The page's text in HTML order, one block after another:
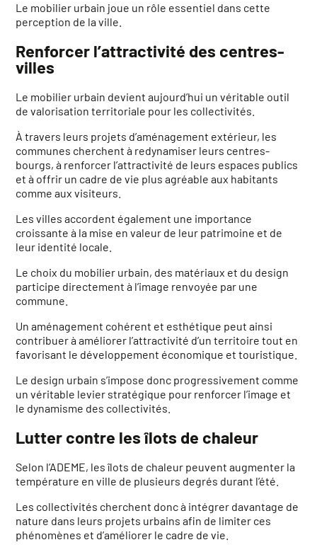
Le mobilier urbain joue un rôle essentiel dans cette
perception de la ville.
Renforcer l’attractivité des centres-
villes
Le mobilier urbain devient aujourd’hui un véritable outil
de valorisation territoriale pour les collectivités.
À travers leurs projets d’aménagement extérieur, les
communes cherchent à redynamiser leurs centres-
bourgs, à renforcer l’attractivité de leurs espaces publics
et à offrir un cadre de vie plus agréable aux habitants
comme aux visiteurs.
Les villes accordent également une importance
croissante à la mise en valeur de leur patrimoine et de
leur identité locale.
Le choix du mobilier urbain, des matériaux et du design
participe directement à l’image renvoyée par une
commune.
Un aménagement cohérent et esthétique peut ainsi
contribuer à améliorer l’attractivité d’un territoire tout en
favorisant le développement économique et touristique.
Le design urbain s’impose donc progressivement comme
un véritable levier stratégique pour renforcer l’image et
le dynamisme des collectivités.
Lutter contre les îlots de chaleur
Selon l’ADEME, les îlots de chaleur peuvent augmenter la
température en ville de plusieurs degrés durant l’été.
Les collectivités cherchent donc à intégrer davantage de
nature dans leurs projets urbains afin de limiter ces
phénomènes et d’améliorer le cadre de vie.